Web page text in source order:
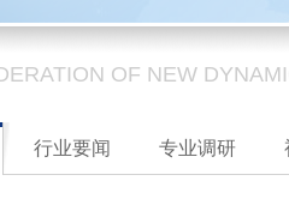
OF NEW
行业要闻 专业调研